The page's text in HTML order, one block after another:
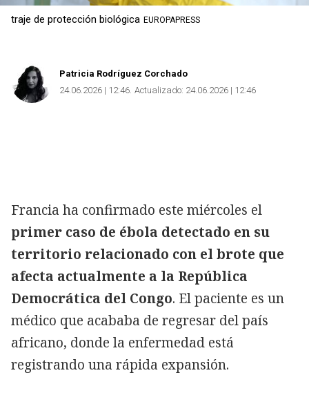
traje de protección biológica EUROPAPRESS
Patricia Rodríguez Corchado
24.06.2026 | 12:46 Actualizado: 24.06.2026 | 12:46
Francia ha confirmado este miércoles el
primer caso de ébola detectado en su
territorio relacionado con el brote que
afecta actualmente a la República
Democrática del Congo. El paciente es un
médico que acababa de regresar del país
africano, donde la enfermedad está
registrando una rápida expansión.